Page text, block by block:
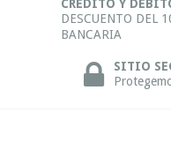
CRÉDITO Y
DESCUENTO DEL
BANCARIA
SITIO